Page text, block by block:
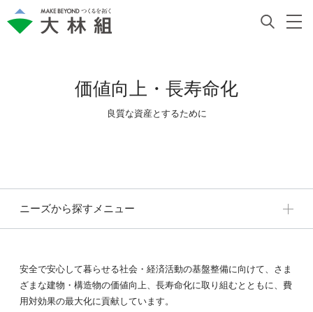
価値向上・長寿命化
良質な資産とするために
ニーズから探すメニュー
安全で安心して暮らせる社会・経済活動の基盤整備に向けて、さま
ざまな建物・構造物の価値向上、長寿命化に取り組むとともに、費
用対効果の最大化に貢献しています。